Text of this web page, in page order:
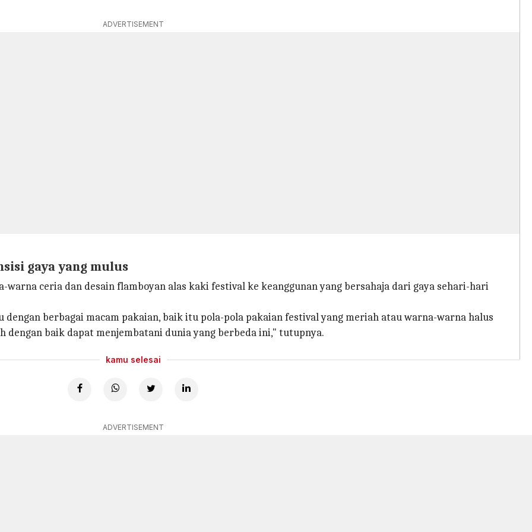
ADVERTISEMENT
gaya yang mulus
ceria dan desain flamboyan alas kaki festival ke keanggunan yang bersahaja dari gaya sehari-hari
berbagai macam pakaian, baik itu pola-pola pakaian festival yang meriah atau warna-warna halus
dengan baik dapat menjembatani dunia yang berbeda ini," tutupnya.
kamu selesai
ADVERTISEMENT